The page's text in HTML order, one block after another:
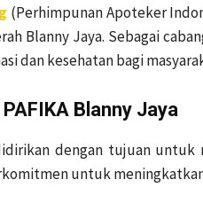
(Perhimpunan Apoteker
Blanny Jaya. Sebagai
dan kesehatan bagi
Blanny Jaya
dengan tujuan
untuk